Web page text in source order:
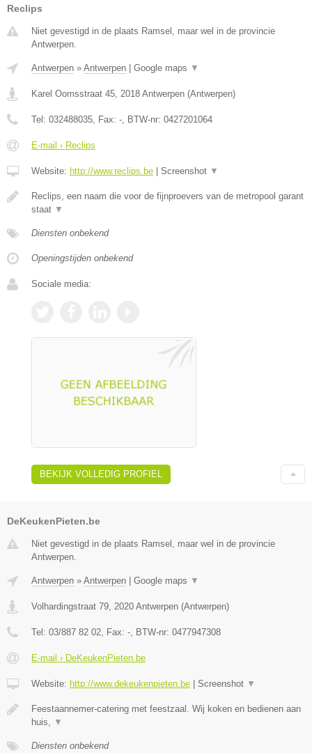
Reclips
Niet gevestigd in de plaats Ramsel, maar wel in de provincie
Antwerpen.
Antwerpen » Antwerpen Google maps ▼
Karel Oomsstraat 45, 2018 Antwerpen (Antwerpen)
Tel: 032488035, Fax: -, BTW-nr: 0427201064
E-mail › Reclips
Website: http://www.reclips.be Screenshot ▼
Reclips, een naam die voor de fijnproevers van de metropool garant
staat ▼
Diensten onbekend
Openingstijden onbekend
Sociale media:
BEKIJK VOLLEDIG PROFIEL
DeKeukenPieten.be
Niet gevestigd in de plaats Ramsel, maar wel in de provincie
Antwerpen.
Antwerpen » Antwerpen Google maps ▼
Volhardingstraat 79 2020 Antwerpen (Antwerpen)
Tel: 03/887 82 02 , Fax: - , BTW-nr: 0477947308
E-mail › DeKeukenPieten.be
Website: http://www.dekeukenpieten.be Screenshot ▼
Feestaannemer-catering met feestzaal. Wij koken en bedienen aan
huis,
▼
Diensten onbekend